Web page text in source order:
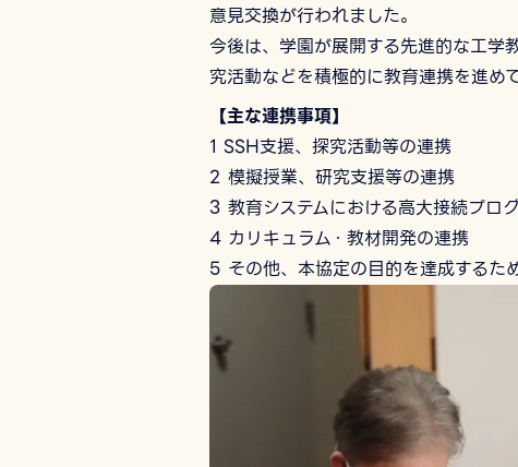
意見交換が行われました。
今後は、学園が展開する先進的な工学
究活動などを積極的に教育連携を進め
【主な連携事項】
1 SSH支援、探究活動等の連携
2 模擬授業、研究支援等の連携
3 教育システムにおける高大接続プロ
4 カリキュラム・教材開発の連携
5 その他、本協定の目的を達成するた